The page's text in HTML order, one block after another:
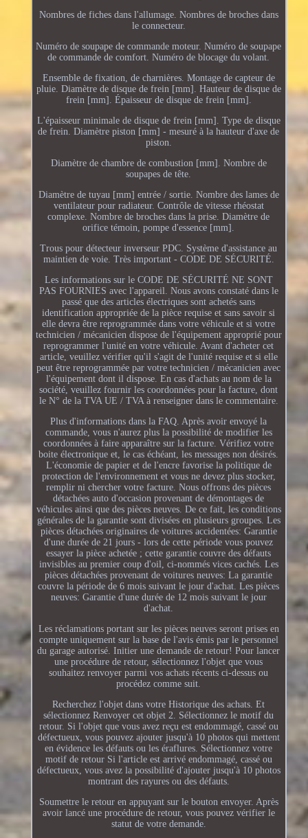
Nombres de fiches dans l'allumage. Nombres de broches dans
le connecteur.
Numéro de soupape de commande moteur. Numéro de soupape
de commande de comfort. Numéro de blocage du volant.
Ensemble de fixation, de charnières. Montage de capteur de
pluie. Diamètre de disque de frein [mm]. Hauteur de disque de
frein [mm]. Épaisseur de disque de frein [mm].
L'épaisseur minimale de disque de frein [mm]. Type de disque
de frein. Diamètre piston [mm] - mesuré à la hauteur d'axe de
piston.
Diamètre de chambre de combustion [mm]. Nombre de
soupapes de tête.
Diamètre de tuyau [mm] entrée / sortie. Nombre des lames de
ventilateur pour radiateur. Contrôle de vitesse rhéostat
complexe. Nombre de broches dans la prise. Diamètre de
orifice témoin, pompe d'essence [mm].
Trous pour détecteur inverseur PDC. Système d'assistance au
maintien de voie. Très important - CODE DE SÉCURITÉ.
Les informations sur le CODE DE SÉCURITÉ NE SONT
PAS FOURNIES avec l'appareil. Nous avons constaté dans le
passé que des articles électriques sont achetés sans
identification appropriée de la pièce requise et sans savoir si
elle devra être reprogrammée dans votre véhicule et si votre
technicien / mécanicien dispose de l'équipement approprié pour
reprogrammer l'unité en votre véhicule. Avant d'acheter cet
article, veuillez vérifier qu'il s'agit de l'unité requise et si elle
peut être reprogrammée par votre technicien / mécanicien avec
l'équipement dont il dispose. En cas d'achats au nom de la
société, veuillez fournir les coordonnées pour la facture, dont
le N° de la TVA UE / TVA à renseigner dans le commentaire.
Plus d'informations dans la FAQ. Après avoir envoyé la
commande, vous n'aurez plus la possibilité de modifier les
coordonnées à faire apparaître sur la facture. Vérifiez votre
boite électronique et, le cas échéant, les messages non désirés.
L'économie de papier et de l'encre favorise la politique de
protection de l'environnement et vous ne devez plus stocker,
remplir ni chercher votre facture. Nous offrons des pièces
détachées auto d'occasion provenant de démontages de
véhicules ainsi que des pièces neuves. De ce fait, les conditions
générales de la garantie sont divisées en plusieurs groupes. Les
pièces détachées originaires de voitures accidentées: Garantie
d'une durée de 21 jours - lors de cette période vous pouvez
essayer la pièce achetée ; cette garantie couvre des défauts
invisibles au premier coup d'oil, ci-nommés vices cachés. Les
pièces détachées provenant de voitures neuves: La garantie
couvre la période de 6 mois suivant le jour d'achat. Les pièces
neuves: Garantie d'une durée de 12 mois suivant le jour
d'achat.
Les réclamations portant sur les pièces neuves seront prises en
compte uniquement sur la base de l'avis émis par le personnel
du garage autorisé. Initier une demande de retour! Pour lancer
une procédure de retour, sélectionnez l'objet que vous
souhaitez renvoyer parmi vos achats récents ci-dessus ou
procédez comme suit.
Recherchez l'objet dans votre Historique des achats. Et
sélectionnez Renvoyer cet objet 2. Sélectionnez le motif du
retour. Si l'objet que vous avez reçu est endommagé, cassé ou
défectueux, vous pouvez ajouter jusqu'à 10 photos qui mettent
en évidence les défauts ou les éraflures. Sélectionnez votre
motif de retour Si l'article est arrivé endommagé, cassé ou
défectueux, vous avez la possibilité d'ajouter jusqu'à 10 photos
montrant des rayures ou des défauts.
Soumettre le retour en appuyant sur le bouton envoyer. Après
avoir lancé une procédure de retour, vous pouvez vérifier le
statut de votre demande.